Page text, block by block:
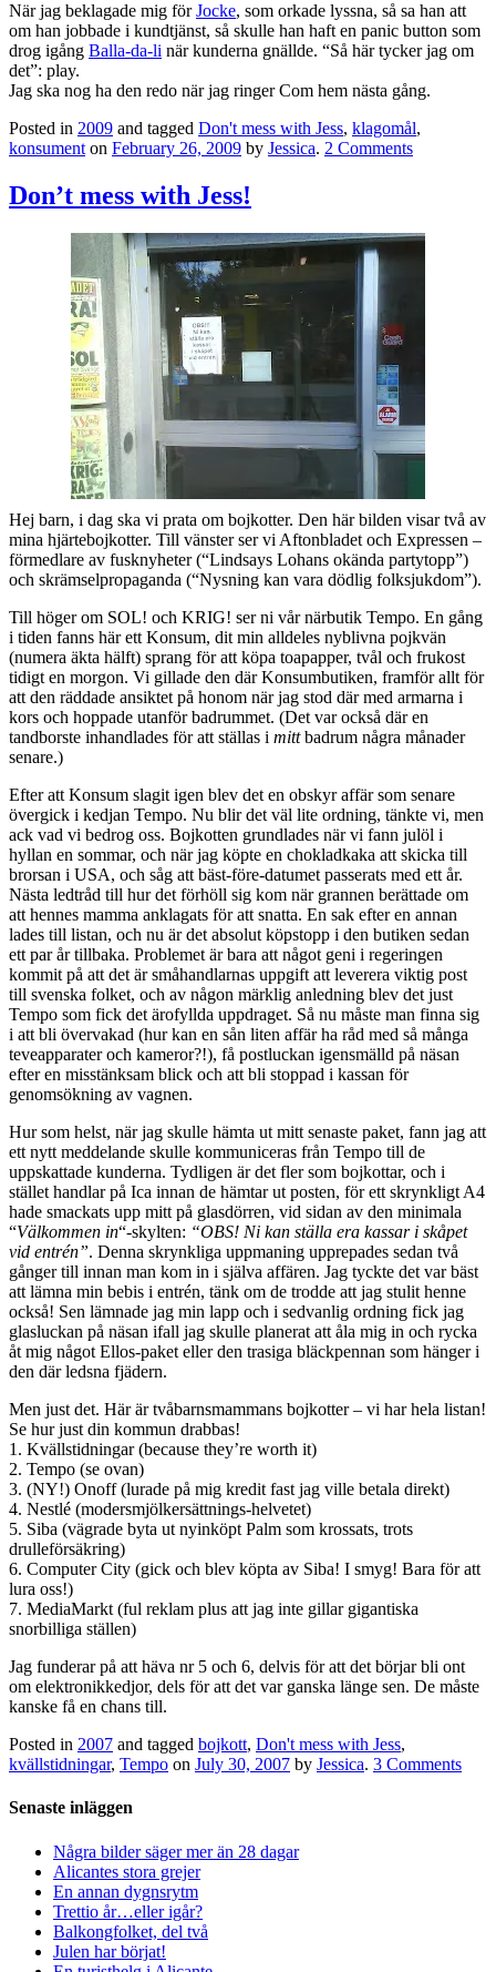
När jag beklagade mig förJocke, som orkade lyssna, så sa han att
om han jobbade i kundtjänst, så skulle han haft en panic button som
drog igång Balla-da-li när kunderna gnällde. “Så här tycker jag om
det”: play.
Jag ska nog ha den redo när jag ringer Com hem nästa gång.
Posted in 2009 and tagged Don't mess with Jess, klagomål,
konsument on February 26, 2009 by Jessica. 2 Comments
Don’t mess with Jess!
Hej barn, i dag ska vi prata om bojkotter. Den här bilden visar två av
mina hjärtebojkotter. Till vänster ser vi Aftonbladet och Expressen –
förmedlare av fusknyheter (“Lindsays Lohans okända partytopp”)
och skrämselpropaganda (“Nysning kan vara dödlig folksjukdom”).
Till höger om SOL! och KRIG! ser ni vår närbutik Tempo. En gång
i tiden fanns här ett Konsum, dit min alldeles nyblivna pojkvän
(numera äkta hälft) sprang för att köpa toapapper, tvål och frukost
tidigt en morgon. Vi gillade den där Konsumbutiken, framför allt för
att den räddade ansiktet på honom när jag stod där med armarna i
kors och hoppade utanför badrummet. (Det var också där en
tandborste inhandlades för att ställas i mittbadrum några månader
senare.)
Efter att Konsum slagit igen blev det en obskyr affär som senare
övergick i kedjan Tempo. Nu blir det väl lite ordning, tänkte vi, men
ack vad vi bedrog oss. Bojkotten grundlades när vi fann julöl i
hyllan en sommar, och när jag köpte en chokladkaka att skicka till
brorsan i USA, och såg att bäst-före-datumet passerats med ett år.
Nästa ledtråd till hur det förhöll sig kom när grannen berättade om
att hennes mamma anklagats för att snatta. En sak efter en annan
lades till listan, och nu är det absolut köpstopp i den butiken sedan
ett par år tillbaka. Problemet är bara att något geni i regeringen
kommit på att det är småhandlarnas uppgift att leverera viktig post
till svenska folket, och av någon märklig anledning blev det just
Tempo som fick det ärofyllda uppdraget. Så nu måste man finna sig
i att bli övervakad (hur kan en sån liten affär ha råd med så många
teveapparater och kameror?!), få postluckan igensmälld på näsan
efter en misstänksam blick och att bli stoppad i kassan för
genomsökning av vagnen.
Hur som helst, när jag skulle hämta ut mitt senaste paket, fann jag att
ett nytt meddelande skulle kommuniceras från Tempo till de
uppskattade kunderna. Tydligen är det fler som bojkottar, och i
stället handlar på Ica innan de hämtar ut posten, för ett skrynkligt A4
hade smackats upp mitt på glasdörren, vid sidan av den minimala
“Välkommen in“-skylten: “OBS! Ni kan ställa era kassar i skåpet
vid entrén”. Denna skrynkliga uppmaning upprepades sedan två
gånger till innan man kom in i själva affären. Jag tyckte det var bäst
att lämna min bebis i entrén, tänk om de trodde att jag stulit henne
också! Sen lämnade jag min lapp och i sedvanlig ordning fick jag
glasluckan på näsan ifall jag skulle planerat att åla mig in och rycka
åt mig något Ellos-paket eller den trasiga bläckpennan som hänger i
den där ledsna fjädern.
Men just det. Här är tvåbarnsmammans bojkotter – vi har hela listan!
Se hur just din kommun drabbas!
1. Kvällstidningar (because they’re worth it)
2. Tempo (se ovan)
3. (NY!) Onoff (lurade på mig kredit fast jag ville betala direkt)
4. Nestlé (modersmjölkersättnings-helvetet)
5. Siba (vägrade byta ut nyinköpt Palm som krossats, trots
drulleförsäkring)
6. Computer City (gick och blev köpta av Siba! I smyg! Bara för att
lura oss!)
7. MediaMarkt (ful reklam plus att jag inte gillar gigantiska
snorbilliga ställen)
Jag funderar på att häva nr 5 och 6, delvis för att det börjar bli ont
om elektronikkedjor, dels för att det var ganska länge sen. De måste
kanske få en chans till.
Posted in 2007 and tagged bojkott, Don't mess with Jess,
kvällstidningar, Tempo on July 30, 2007 by Jessica. 3 Comments
Senaste inläggen
Några bilder säger mer än 28 dagar
Alicantes stora grejer
En annan dygnsrytm
Trettio år…eller igår?
Balkongfolket, del två
Julen har börjat!